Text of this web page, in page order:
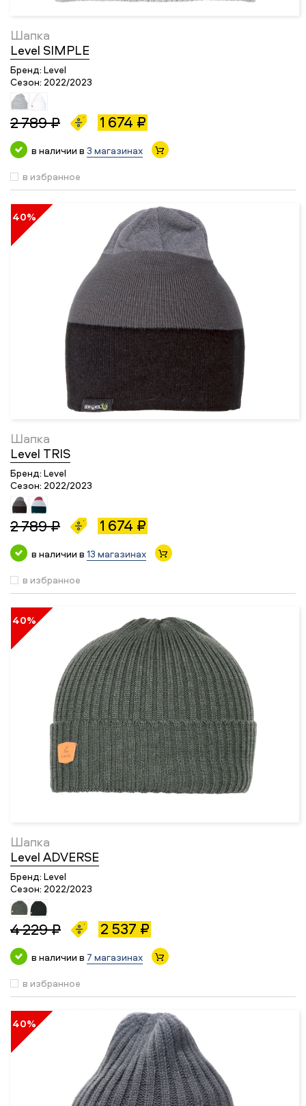
Шапка
Level SIMPLE
Бренд: Level
Сезон: 2022/2023
2 789 ₽ 1 674 ₽
в наличии в 3 магазинах
в избранное
40%
Шапка
Level TRIS
Бренд: Level
Сезон: 2022/2023
2 789 ₽ 1 674 ₽
в наличии в 13 магазинах
в избранное
40%
Шапка
Level ADVERSE
Бренд: Level
Сезон: 2022/2023
4 229 ₽ 2 537 ₽
в наличии в 7 магазинах
в избранное
40%